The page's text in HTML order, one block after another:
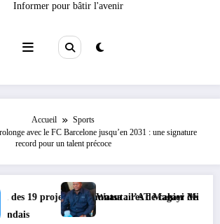
Informer pour bâtir l'avenir
Accueil
Sports
avec le FC Barcelone jusqu’en 2031 : une signature
record pour un talent précoce
communautaires de cahier de charge signé
Watsa : l’AT Magayi Missa Dieudonné